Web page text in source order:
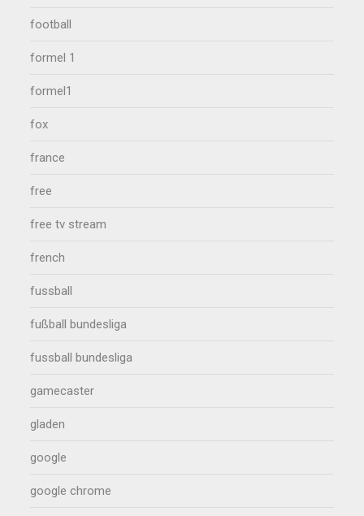
football
formel 1
formel1
fox
france
free
free tv stream
french
fussball
fußball bundesliga
fussball bundesliga
gamecaster
gladen
google
google chrome